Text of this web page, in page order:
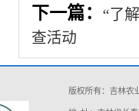
下一篇：
“了
查活动
版权所有：吉林农